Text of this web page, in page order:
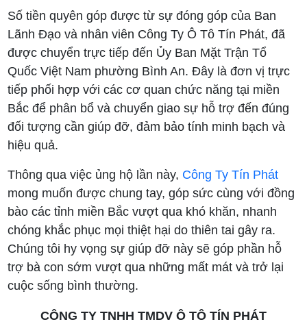
Số tiền quyên góp được từ sự đóng góp của Ban
Lãnh Đạo và nhân viên Công Ty Ô Tô Tín Phát, đã
được chuyển trực tiếp đến Ủy Ban Mặt Trận Tổ
Quốc Việt Nam phường Bình An. Đây là đơn vị trực
tiếp phối hợp với các cơ quan chức năng tại miền
Bắc để phân bổ và chuyển giao sự hỗ trợ đến đúng
đối tượng cần giúp đỡ, đảm bảo tính minh bạch và
hiệu quả.
Thông qua việc ủng hộ lần này, Công Ty Tín Phát
mong muốn được chung tay, góp sức cùng với đồng
bào các tỉnh miền Bắc vượt qua khó khăn, nhanh
chóng khắc phục mọi thiệt hại do thiên tai gây ra.
Chúng tôi hy vọng sự giúp đỡ này sẽ góp phần hỗ
trợ bà con sớm vượt qua những mất mát và trở lại
cuộc sống bình thường.
CÔNG TY TNHH TMDV Ô TÔ TÍN PHÁT